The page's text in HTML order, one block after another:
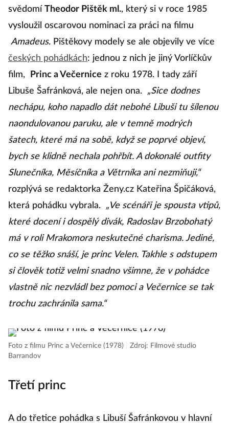
svědomí Theodor Pištěk ml., který si v roce 1985
vysloužil oscarovou nominaci za práci na filmu
Amadeus. Pištěkovy modely se ale objevily ve více
českých pohádkách: jednou z nich je jiný Vorlíčkův
film,
Princ a Večernice z roku 1978. I tady září
Libuše Šafránková, ale nejen ona.
„Sice dodnes
nechápu, koho napadlo dát nebohé Libuši tu šílenou
naondulovanou paruku, ale v temně modrých
šatech, které má na sobě, když se poprvé objeví,
bych se klidně nechala pohřbít. A dokonalé outfity
Slunečníka, Měsíčníka a Větrníka ani nezmiňuji,“
rozplývá se redaktorka Ženy.cz Kateřina Špičáková,
která pohádku vybrala.
„Ve scénáři je spousta vtipů,
které docení i dospělý divák, Radoslav Brzobohatý
má v roli Mrakomora neskutečné charisma. Jediné,
co se těžko snáší, je princ Velen. Takhle s odstupem
si člověk totiž velmi snadno všimne, že v pohádce
vlastně nic nezvládl bez pomoci a Večernice se tak
trochu zachránila sama.“
Foto z filmu Princ a Večernice (1978)
Zdroj: Filmové studio
Barrandov
Třetí princ
A do třetice pohádka s Libuší Šafránkovou v hlavní